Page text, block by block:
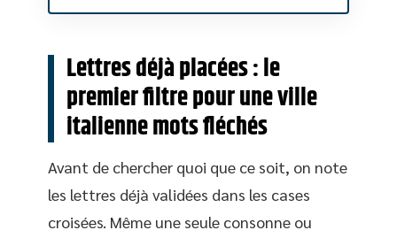
Lettres déjà placées : le
premier filtre pour une ville
italienne mots fléchés
Avant de chercher quoi que ce soit, on note
les lettres déjà validées dans les cases
croisées. Même une seule consonne ou